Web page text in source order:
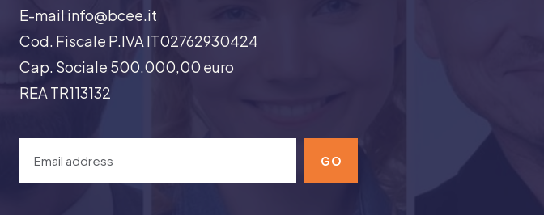
E-mail info@bcee.it
Cod. Fiscale P.IVA IT02762930424
Cap. Sociale 500.000,00 euro
REA TR113132
GO